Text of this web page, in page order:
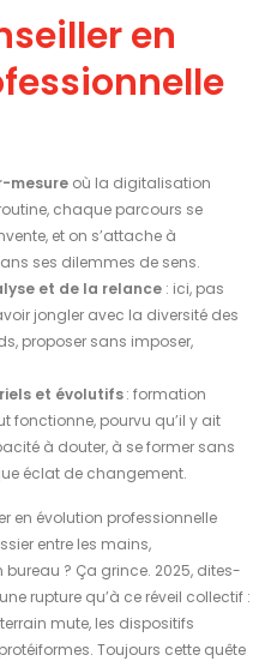
en
mesure où la digitalisation
chaque parcours se
et on s’attache à
ses dilemmes de sens.
et de la relance : ici, pas
jongler avec la diversité des
proposer sans imposer,
et évolutifs: formation
fonctionne, pourvu qu’il y ait
à douter, à se former sans
éclat de changement.
en évolution professionnelle
entre les mains,
? Ça grince. 2025, dites-
rupture qu’à ce réveil collectif :
mute, les dispositifs
Toujours cette quête